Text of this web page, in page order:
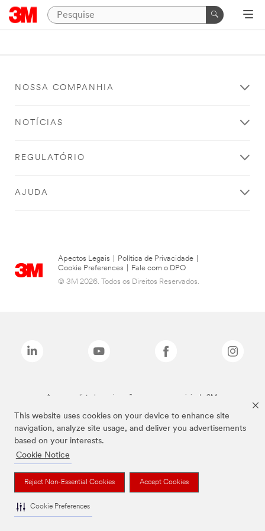
This website uses cookies on your device to enhance site
navigation, analyze site usage, and deliver you advertisements
based on your interests.
Cookie Notice
Reject Non-Essential Cookies Accept Cookies
Cookie Preferences
NOSSA COMPANHIA
NOTÍCIAS
REGULATÓRIO
AJUDA
Apectos Legais Política de Privacidade
Cookie Preferences
Fale com o DPO
© 3M 2026. Todos os Direitos Reservados.
As marcas listadas a cima são marcas comerciais da 3M.